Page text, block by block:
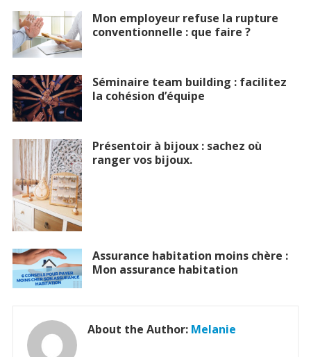
Mon employeur refuse la rupture
conventionnelle : que faire ?
Séminaire team building : facilitez
la cohésion d’équipe
Présentoir à bijoux : sachez où
ranger vos bijoux.
Assurance habitation moins chère :
Mon assurance habitation
About the Author: Melanie